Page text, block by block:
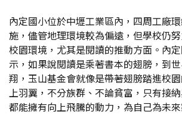
內定國小位於中壢工業區內，四周工廠
施，儘管地理環境較為偏遠，但學校仍
校園環境，尤其是閱讀的推動方面。內
示，如果說閱讀是乘著書本的翅膀，到
翔，玉山基金會就像是帶著翅膀踏進校
上羽翼，不分族群、不論貧富，只有接
都能擁有向上飛騰的動力，為自己為未來